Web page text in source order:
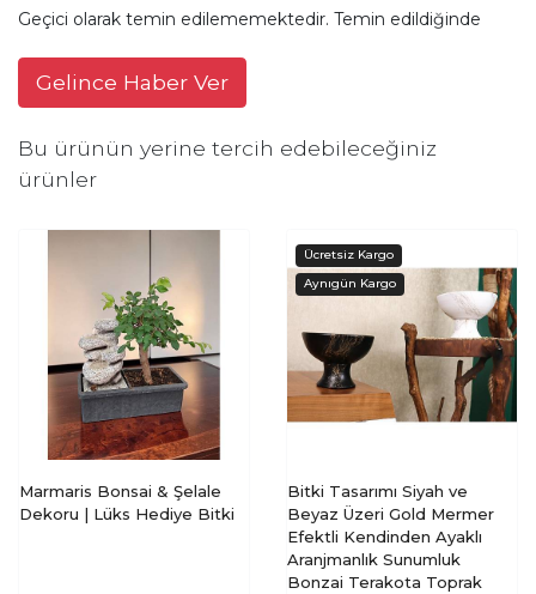
Geçici olarak temin edilememektedir. Temin edildiğinde
Gelince Haber Ver
Bu ürünün yerine tercih edebileceğiniz
ürünler
Marmaris Bonsai & Şelale
Dekoru | Lüks Hediye Bitki
Bitki Tasarımı Siyah ve
Beyaz Üzeri Gold Mermer
Efektli Kendinden Ayaklı
Aranjmanlık Sunumluk
Bonzai Terakota Toprak